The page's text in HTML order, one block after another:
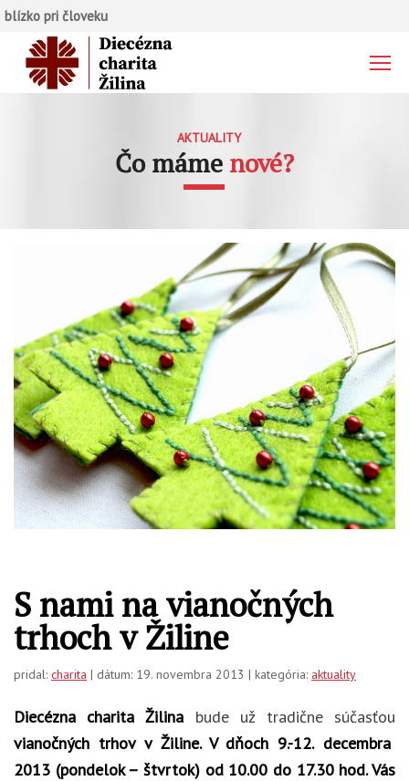
blízko pri človeku
AKTUALITY
Čo máme nové?
S nami na vianočných
trhoch v Žiline
pridal: charita | dátum: 19. novembra 2013 | kategória: aktuality
Diecézna charita Žilina
bude už tradične súčasťou
vianočných trhov v Žiline. V dňoch 9.-12. decembra
2013 (pondelok – štvrtok) od 10.00 do 17.30 hod. Vás